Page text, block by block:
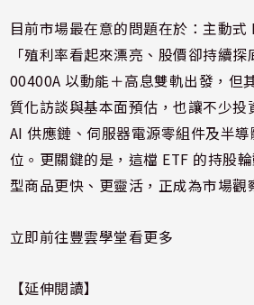
目前市場最在意的問題在於：主動式
「殖利率看起來漂亮、股價卻持續探
00400A 以動能＋高息雙軌出發，但
質化訪談與基本面預估，也讓不少投
AI 供應鏈、伺服器電源零組件及半
位。更關鍵的是，這檔 ETF 的持股
型商品更快、更靈活，正成為市場
立即前往豐雲學堂看更多
【延伸閱讀】